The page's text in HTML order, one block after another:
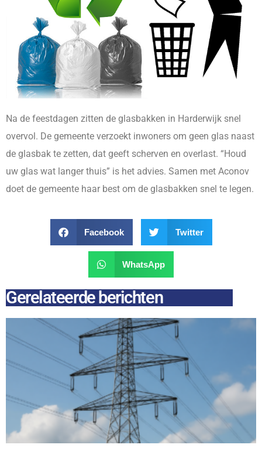
Na de feestdagen zitten de glasbakken in Harderwijk snel
overvol. De gemeente verzoekt inwoners om geen glas naast
de glasbak te zetten, dat geeft scherven en overlast. “Houd
uw glas wat langer thuis” is het advies. Samen met Aconov
doet de gemeente haar best om de glasbakken snel te legen.
Facebook Twitter
WhatsApp
Gerelateerde berichten